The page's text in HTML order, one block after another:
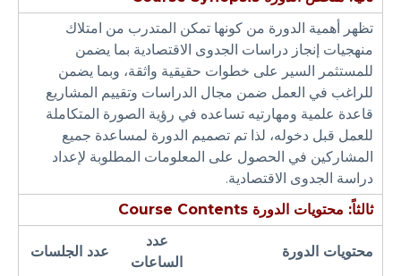
تظهر أهمية الدورة من كونها تمكن المتدرب من امتلاك
منهجيات إنجاز دراسات الجدوى الاقتصادية بما يضمن
للمستثمر السير على خطوات حقيقية واثقة، وبما يضمن
للراغب في العمل ضمن مجال الدراسات وتقييم المشاريع
قاعدة علمية ومهارتيه تساعده في رؤية الصورة المتكاملة
للعمل قبل دخوله، لذا تم تصميم الدورة لمساعدة جميع
المشاركين في الحصول على المعلومات المطلوبة لإعداد
دراسة الجدوى الاقتصادية.
ثالثاً: محتويات الدورة Course Contents
محتويات الدورة
عدد
الساعات
عدد الجلسات